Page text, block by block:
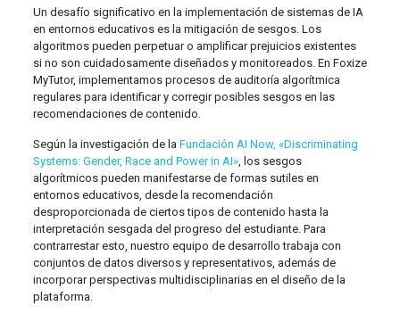
Un desafío significativo en la implementación de sistemas de IA
en entornos educativos es la mitigación de sesgos. Los
algoritmos pueden perpetuar o amplificar prejuicios existentes
si no son cuidadosamente diseñados y monitoreados. En Foxize
MyTutor, implementamos procesos de auditoría algorítmica
regulares para identificar y corregir posibles sesgos en las
recomendaciones de contenido.
Según la investigación de la Fundación AI Now, «Discriminating
Systems: Gender, Race and Power in AI», los sesgos
algorítmicos pueden manifestarse de formas sutiles en
entornos educativos, desde la recomendación
desproporcionada de ciertos tipos de contenido hasta la
interpretación sesgada del progreso del estudiante. Para
contrarrestar esto, nuestro equipo de desarrollo trabaja con
conjuntos de datos diversos y representativos, además de
incorporar perspectivas multidisciplinarias en el diseño de la
plataforma.